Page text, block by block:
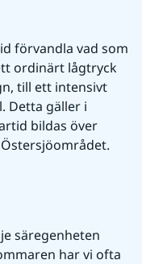
förvandla vad som
ordinärt lågtryck
till ett intensivt
Detta gäller i
bildas över
säregenheten
har vi ofta